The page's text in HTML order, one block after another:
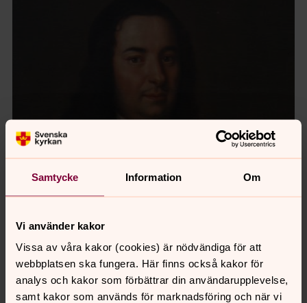
Samtycke Information Om
Vi använder kakor
Vissa av våra kakor (cookies) är nödvändiga för att
webbplatsen ska fungera. Här finns också kakor för
analys och kakor som förbättrar din användarupplevelse,
samt kakor som används för marknadsföring och när vi